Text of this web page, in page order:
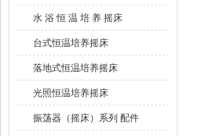
水 浴 恒 温 培 养 摇床
台式恒温培养摇床
落地式恒温培养摇床
光照恒温培养摇床
振荡器（摇床）系列 配件